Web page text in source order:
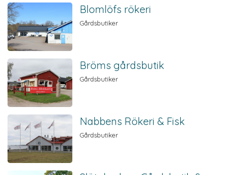
Blomlöfs rökeri
Gårdsbutiker
Bröms gårdsbutik
Gårdsbutiker
Nabbens Rökeri & Fisk
Gårdsbutiker